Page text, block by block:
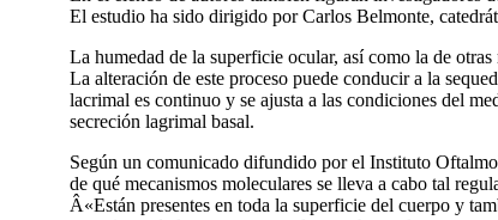
El estudio ha sido dirigido por Carlos Belmonte,
La humedad de la superficie ocular, así­ como la de
La alteración de este proceso puede conducir a la
lacrimal es continuo y se ajusta a las condiciones del
secreción lagrimal basal.
Según un comunicado difundido por el Instituto
de qué mecanismos moleculares se lleva a cabo tal
Â«Están presentes en toda la superficie del cuerpo y